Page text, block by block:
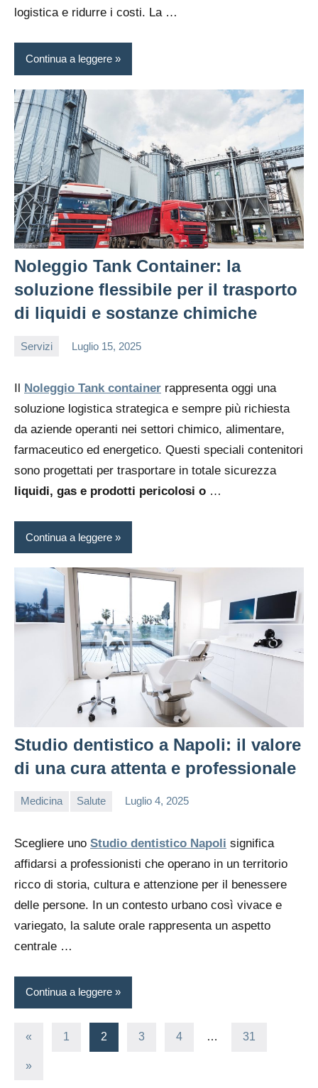
logistica e ridurre i costi. La …
Continua a leggere
Noleggio Tank Container: la
soluzione flessibile per il trasporto
di liquidi e sostanze chimiche
Servizi Luglio 15, 2025
Il Noleggio Tank container rappresenta oggi una
soluzione logistica strategica e sempre più richiesta
da aziende operanti nei settori chimico, alimentare,
farmaceutico ed energetico. Questi speciali contenitori
sono progettati per trasportare in totale sicurezza
liquidi, gas e prodotti pericolosi o …
Continua a leggere
Studio dentistico a Napoli: il valore
di una cura attenta e professionale
Medicina Salute Luglio 4, 2025
Scegliere uno Studio dentistico Napoli significa
affidarsi a professionisti che operano in un territorio
ricco di storia, cultura e attenzione per il benessere
delle persone. In un contesto urbano così vivace e
variegato, la salute orale rappresenta un aspetto
centrale …
Continua a leggere
Paginazione
degli
« Articolo1 2 3 4 … 31
Articolo
»